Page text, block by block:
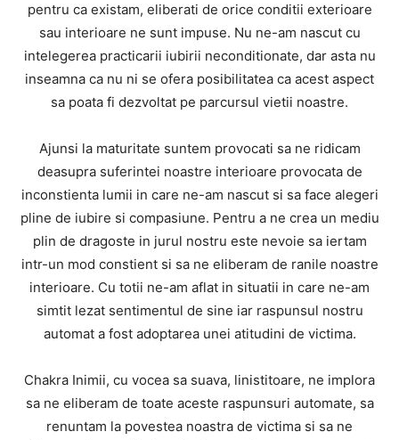
pentru ca existam, eliberati de orice conditii exterioare
sau interioare ne sunt impuse. Nu ne-am nascut cu
intelegerea practicarii iubirii neconditionate, dar asta nu
inseamna ca nu ni se ofera posibilitatea ca acest aspect
sa poata fi dezvoltat pe parcursul vietii noastre.
Ajunsi la maturitate suntem provocati sa ne ridicam
deasupra suferintei noastre interioare provocata de
inconstienta lumii in care ne-am nascut si sa face alegeri
pline de iubire si compasiune. Pentru a ne crea un mediu
plin de dragoste in jurul nostru este nevoie sa iertam
intr-un mod constient si sa ne eliberam de ranile noastre
interioare. Cu totii ne-am aflat in situatii in care ne-am
simtit lezat sentimentul de sine iar raspunsul nostru
automat a fost adoptarea unei atitudini de victima.
Chakra Inimii, cu vocea sa suava, linistitoare, ne implora
sa ne eliberam de toate aceste raspunsuri automate, sa
renuntam la povestea noastra de victima si sa ne